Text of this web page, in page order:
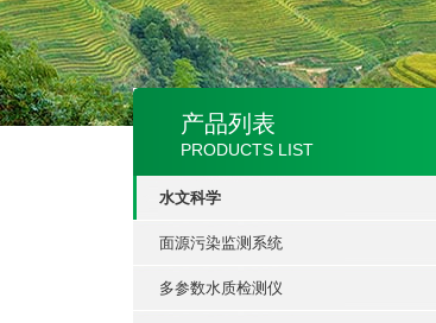
产品列表
PRODUCTS LIST
水文科学
面源污染监测系统
多参数水质检测仪